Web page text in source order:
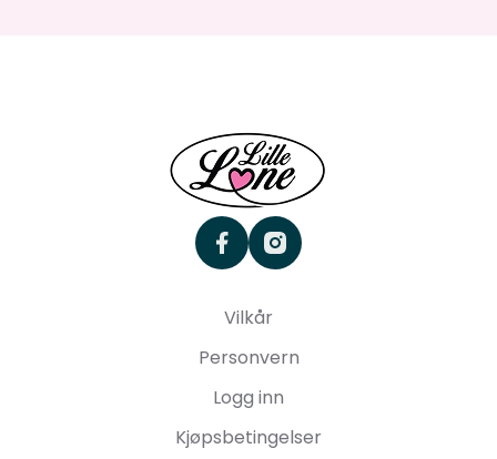
facebookinstagram
Vilkår
Personvern
Logg inn
Kjøpsbetingelser